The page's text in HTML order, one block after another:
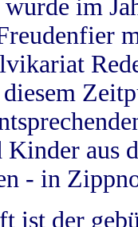
im
Kinder aus
- in
ist der